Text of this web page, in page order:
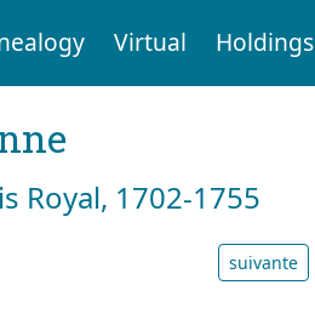
Virtual Holdings
Royal, 1702-1755
suivante